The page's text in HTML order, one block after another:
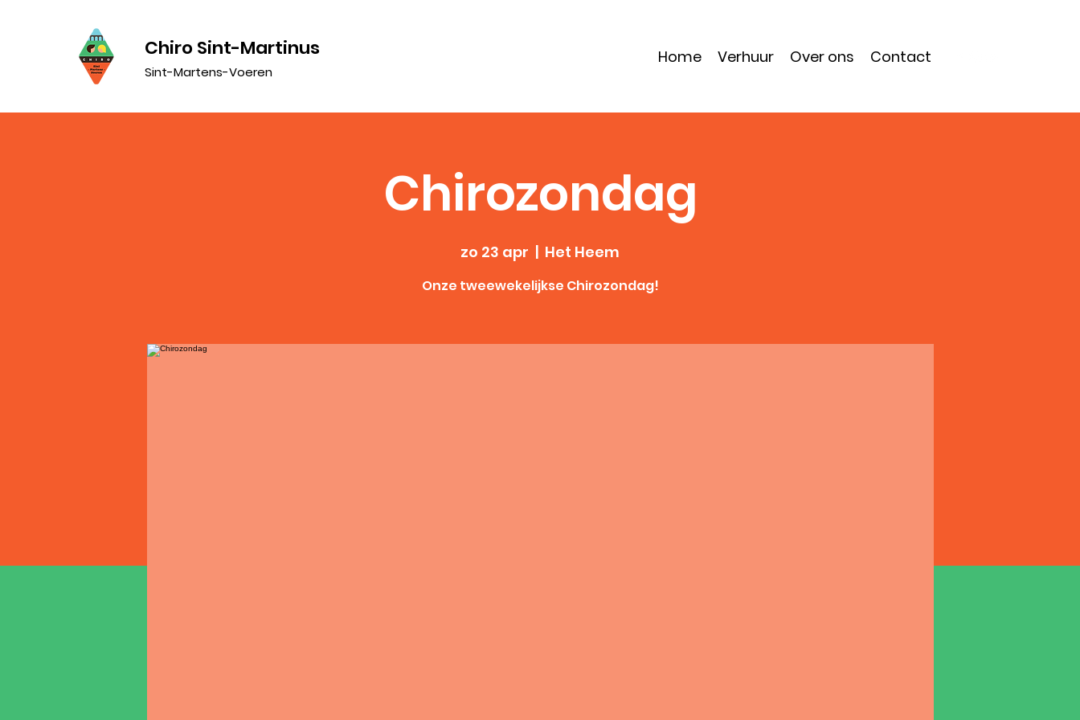
Chiro Sint-Martinus
Sint-Martens-Voeren
Home Verhuur Over ons Contact
Chirozondag
zo 23 apr
  |
Het Heem
Onze tweewekelijkse Chirozondag!